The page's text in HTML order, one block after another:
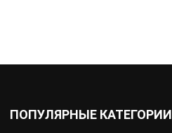
ПОПУЛЯРНЫЕ КАТЕГОРИИ